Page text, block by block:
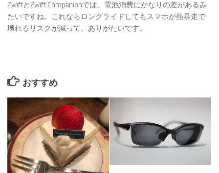
ZwiftとZwift Companionでは、電池消費にかなりの差があるみ
たいですね。これならロングライドしてもスマホが熱暴走で
壊れるリスクが減って、ありがたいです。
おすすめ